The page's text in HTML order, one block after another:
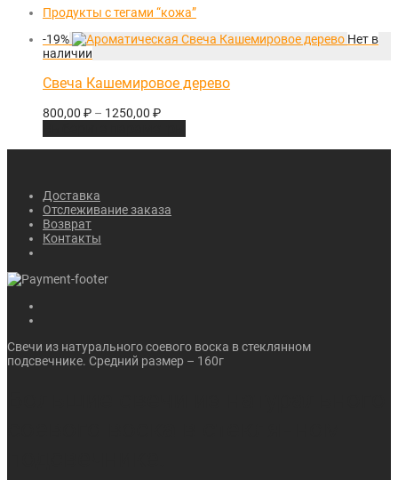
Продукты с тегами “кожа”
-19%
Свеча Кашемировое дерево
800,00 ₽ – 1250,00 ₽
Доставка
Отслеживание заказа
Возврат
Контакты
Свечи из натурального соевого воска в стеклянном
подсвечнике. Средний размер – 160г